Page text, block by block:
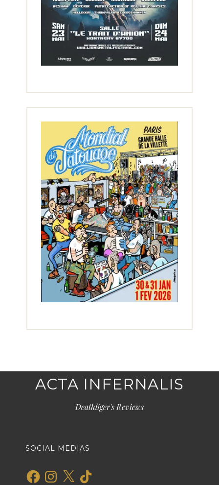
ACTA INFERNALIS
Deathliger's Reviews
SOCIAL MEDIAS
FacebookInstagram
X TikTok